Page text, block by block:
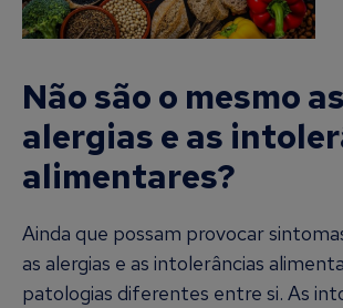
Não são o mesmo as
alergias e as
alimentares?
Ainda que possam provocar
as alergias e as intolerâncias
patologias diferentes entre si. As